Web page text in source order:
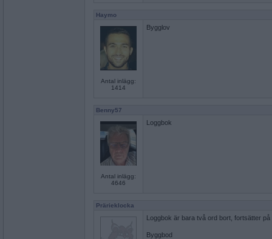
Haymo
Antal inlägg:
1414
Bygglov
Benny57
Antal inlägg:
4646
Loggbok
Prärieklocka
Loggbok är bara två ord bort, fortsätter på
Byggbod